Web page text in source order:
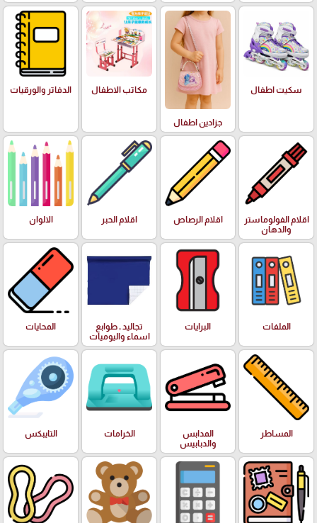
سكيت اطفال
جزادين اطفال
مكاتب الاطفال الدفاتر والورقيات
اقلام الفولوماستر
والدهان
اقلام الرصاص اقلام الحبر الالوان
الملفات البرايات
تجاليد , طوابع
اسماء واليوميات
المحايات
المساطر
المدابس
والدبابيس
الخرامات التايبكس